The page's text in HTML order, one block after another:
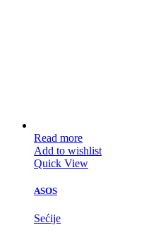
Read more
Add to wishlist
Quick View
ASOS
Sećije